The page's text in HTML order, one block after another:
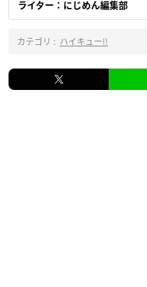
ライター：にじめん編集部
カテゴリ : ハイキュー!!